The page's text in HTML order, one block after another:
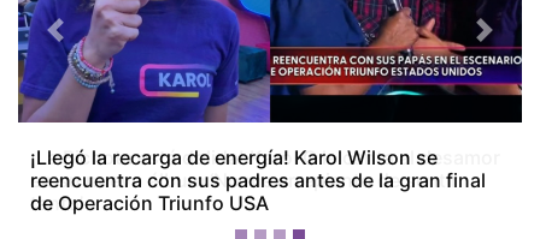
¡La Bichota está dolida! Karol G le canta al desamor
en su nuevo álbum ‘No me arrepiento de sentir
tanto’
Previous Next